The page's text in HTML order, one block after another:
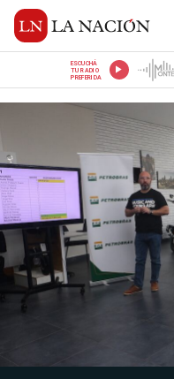
ESCUCHÁ
TU RADIO
PREFERIDA